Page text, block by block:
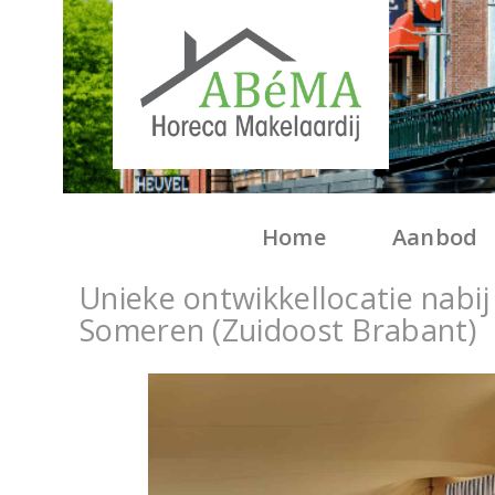
Home Aanbod
Unieke ontwikkellocatie
Someren (Zuidoost Brabant)